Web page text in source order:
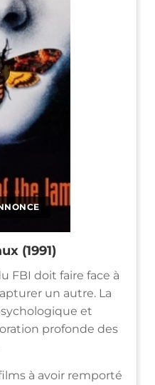
(1991)
FBI doit faire face à
un autre. La
et
profonde des
à avoir remporté